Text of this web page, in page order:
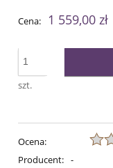
Cena: 1 559,00 zł
szt.
Ocena:
Producent: -